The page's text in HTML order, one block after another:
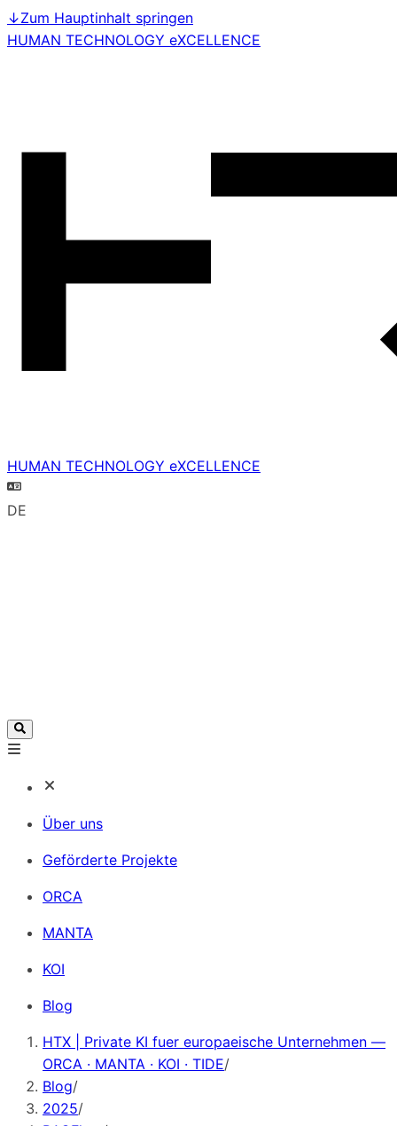
↓Zum Hauptinhalt springen
HUMAN TECHNOLOGY eXCELLENCE
HUMAN TECHNOLOGY eXCELLENCE
DE
Über uns
Geförderte Projekte
ORCA
MANTA
KOI
Blog
HTX | Private KI fuer europaeische Unternehmen —
ORCA · MANTA · KOI · TIDE/
Blog/
2025/